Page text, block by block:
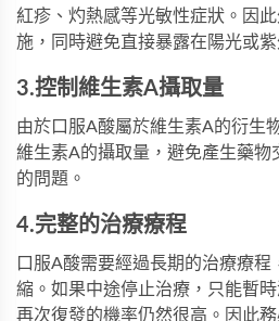
紅疹、灼熱感等光敏性症狀。因
施，同時避免直接暴露在陽光或紫
3.控制維生素A攝取量
由於口服A酸屬於維生素A的衍生
維生素A的攝取量，避免產生藥物
的問題。
4.完整的治療療程
口服A酸需要經過長期的治療療程
縮。如果中途停止治療，只能暫
再次復發的機率仍然很高。因此